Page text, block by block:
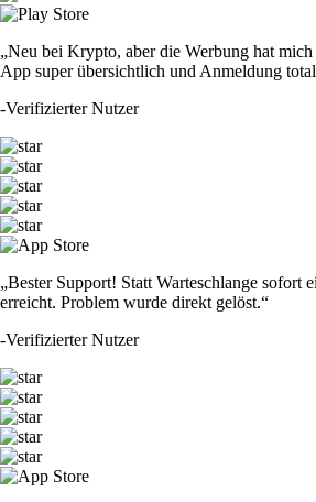
„Neu bei Krypto, aber die Werbung hat
App super übersichtlich und Anmeldung total
-Verifizierter Nutzer
„Bester Support! Statt Warteschlange sofort
erreicht. Problem wurde direkt gelöst.“
-Verifizierter Nutzer